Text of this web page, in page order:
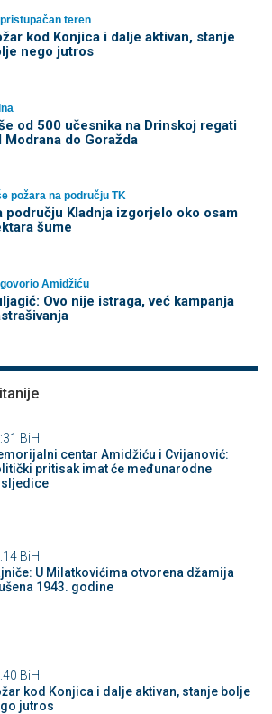
teren
kod Konjica i dalje aktivan, stanje
nego jutros
od 500 učesnika na Drinskoj regati
Modrana do Goražda
požara na području TK
području Kladnja izgorjelo oko osam
šume
Amidžiću
Ovo nije istraga, već kampanja
BiH
centar Amidžiću i Cvijanović:
pritisak imat će međunarodne
BiH
U Milatkovićima otvorena džamija
1943. godine
BiH
kod Konjica i dalje aktivan, stanje bolje
jutros